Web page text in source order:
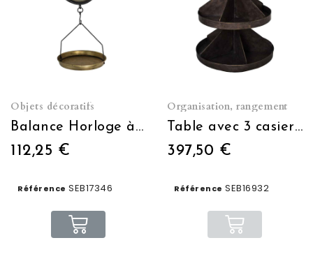
Objets décoratifs
Balance Horloge à suspendre avec potence
112,25 €
Référence SEB17346
Organisation, rangement
Table avec 3 casiers pivotants
397,50 €
Référence SEB16932